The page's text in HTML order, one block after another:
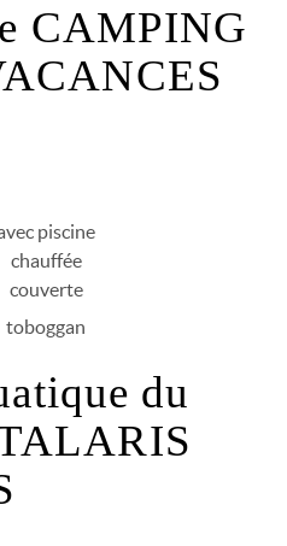
CAMPING
piscine
chauffée
couverte
toboggan
du